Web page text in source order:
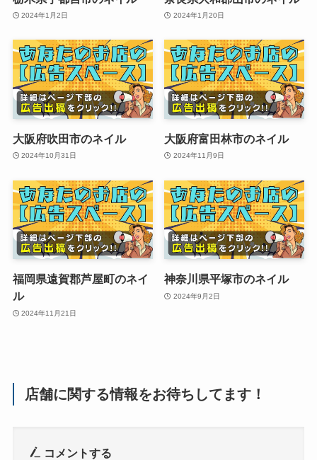
2024年1月2日 2024年1月20日
大阪府吹田市のネイル
2024年10月31日
大阪府富田林市のネイル
2024年11月9日
福岡県遠賀郡芦屋町のネイ
ル
2024年11月21日
神奈川県平塚市のネイル
2024年9月2日
店舗に関する情報をお待ちしてます！
コメントする